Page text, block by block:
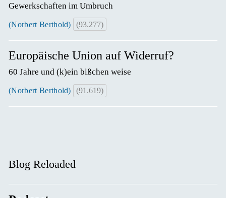
Gewerkschaften im Umbruch
(Norbert Berthold) (93.277)
Europäische Union auf Widerruf?
60 Jahre und (k)ein bißchen weise
(Norbert Berthold) (91.619)
Blog Reloaded